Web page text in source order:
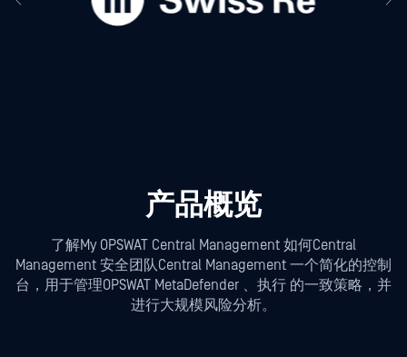
产品概览
了解My OPSWAT Central Management 如何Central
Management 安全团队Central Management 一个简化的控制
台，用于管理OPSWAT MetaDefender 、执行 的一致策略，并
进行大规模风险分析。